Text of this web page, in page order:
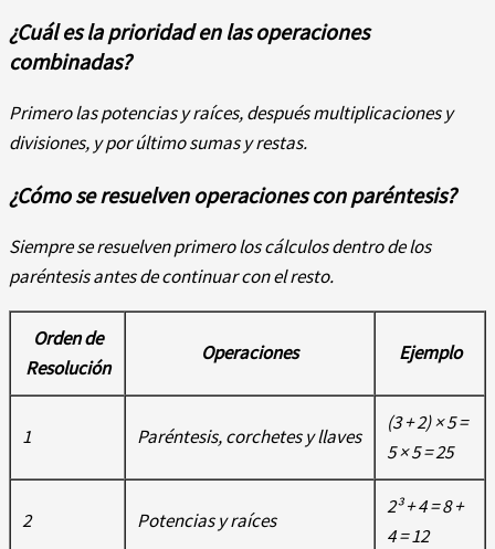
¿Cuál es la prioridad en las operaciones
combinadas?
Primero las potencias y raíces, después multiplicaciones y
divisiones, y por último sumas y restas.
¿Cómo se resuelven operaciones con paréntesis?
Siempre se resuelven primero los cálculos dentro de los
paréntesis antes de continuar con el resto.
Orden de
Resolución
Operaciones Ejemplo
1 Paréntesis, corchetes y llaves
(3 + 2) × 5 =
5 × 5 = 25
2 Potencias y raíces
2³ + 4 = 8 +
4 = 12